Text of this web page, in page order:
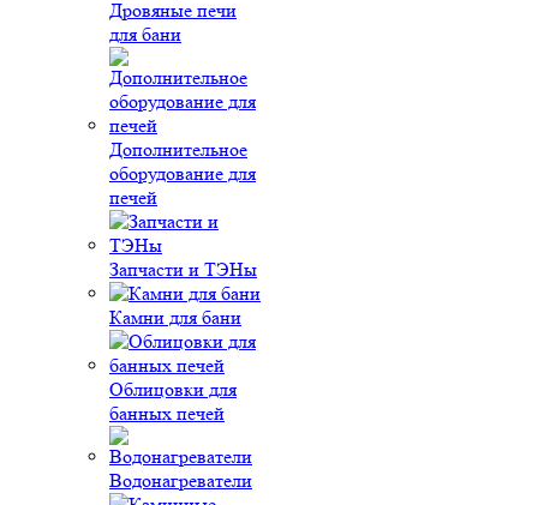
Дровяные печи
для бани
Дополнительное
оборудование для
печей
Запчасти и ТЭНы
Камни для бани
Облицовки для
банных печей
Водонагреватели